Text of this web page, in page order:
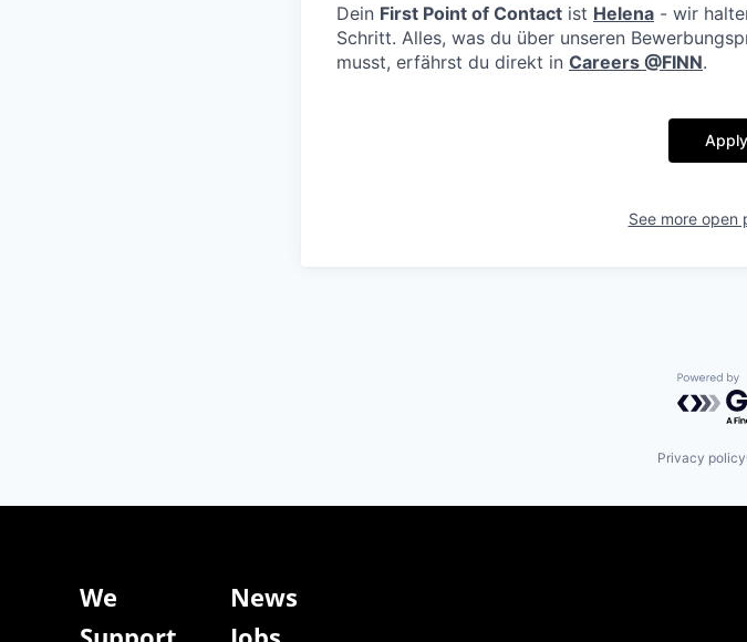
Dein First Point of Contact ist Helena - wir
Schritt. Alles, was du über unseren
musst, erfährst du direkt in Careers @FINN.
See more open
Privacy policy
We
News